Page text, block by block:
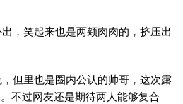
，笑起来也是两颊肉肉的，挤压出
但里也是圈内公认的帅哥，这次露
不过网友还是期待两人能够复合